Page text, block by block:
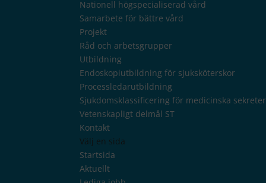
Nationell högspecialiserad vård
Samarbete för bättre vård
Projekt
Råd och arbetsgrupper
Utbildning
Endoskopiutbildning för sjuksköterskor
Processledarutbildning
Sjukdomsklassificering för medicinska
Vetenskapligt delmål ST
Kontakt
Välj en sida
Startsida
Aktuellt